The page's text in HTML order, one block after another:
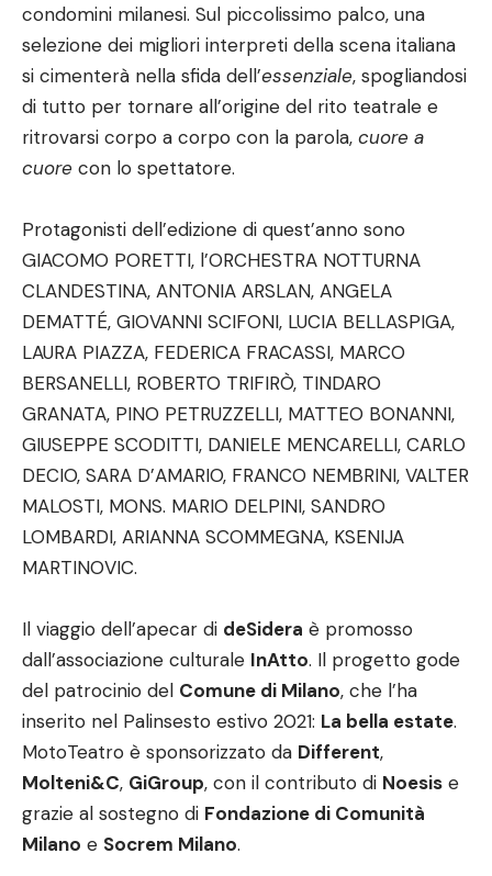
condomini milanesi. Sul piccolissimo palco, una
selezione dei migliori interpreti della scena italiana
si cimenterà nella sfida dell’essenziale, spogliandosi
di tutto per tornare all’origine del rito teatrale e
ritrovarsi corpo a corpo con la parola, cuore a
cuore con lo spettatore.
Protagonisti dell’edizione di quest’anno sono
GIACOMO PORETTI, l’ORCHESTRA NOTTURNA
CLANDESTINA, ANTONIA ARSLAN, ANGELA
DEMATTÉ, GIOVANNI SCIFONI, LUCIA BELLASPIGA,
LAURA PIAZZA, FEDERICA FRACASSI, MARCO
BERSANELLI, ROBERTO TRIFIRÒ, TINDARO
GRANATA, PINO PETRUZZELLI, MATTEO BONANNI,
GIUSEPPE SCODITTI, DANIELE MENCARELLI, CARLO
DECIO, SARA D’AMARIO, FRANCO NEMBRINI, VALTER
MALOSTI, MONS. MARIO DELPINI, SANDRO
LOMBARDI, ARIANNA SCOMMEGNA, KSENIJA
MARTINOVIC.
Il viaggio dell’apecar di deSidera è promosso
dall’associazione culturale InAtto. Il progetto gode
del patrocinio del Comune di Milano, che l’ha
inserito nel Palinsesto estivo 2021: La bella estate.
MotoTeatro è sponsorizzato da Different,
Molteni&C, GiGroup, con il contributo di Noesis e
grazie al sostegno di Fondazione di Comunità
Milano e Socrem Milano.